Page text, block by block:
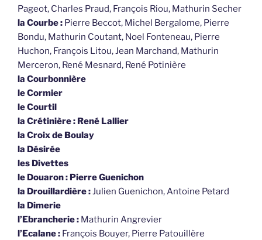
Pageot, Charles Praud, François Riou, Mathurin Secher
la Courbe : Pierre Beccot, Michel Bergalome, Pierre
Bondu, Mathurin Coutant, Noel Fonteneau, Pierre
Huchon, François Litou, Jean Marchand, Mathurin
Merceron, René Mesnard, René Potinière
la Courbonnière
le Cormier
le Courtil
la Crétinière : René Lallier
la Croix de Boulay
la Désirée
les Divettes
le Douaron : Pierre Guenichon
la Drouillardière :Julien Guenichon, Antoine Petard
la Dimerie
l’Ebrancherie : Mathurin Angrevier
l’Ecalane : François Bouyer, Pierre Patouillère